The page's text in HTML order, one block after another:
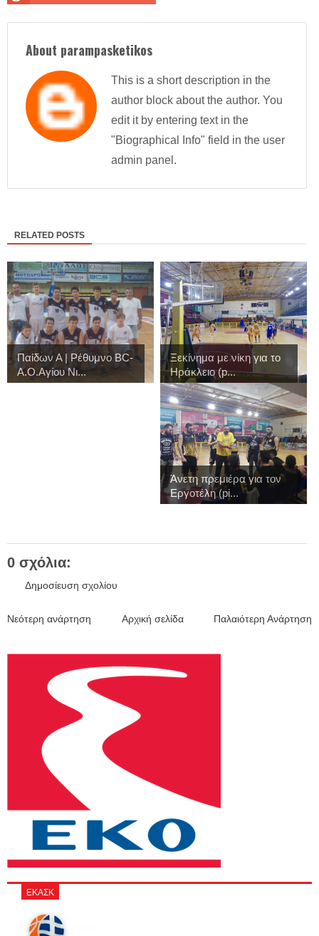
About parampasketikos
This is a short description in the
author block about the author. You
edit it by entering text in the
"Biographical Info" field in the user
admin panel.
RELATED POSTS
Παίδων Α | Ρέθυμνο BC-
Α.Ο.Αγίου Νι...
Ξεκίνημα με νίκη για το
Ηράκλειο (p...
Άνετη πρεμιέρα για τον
Εργοτέλη (pi...
0 σχόλια:
Δημοσίευση σχολίου
Νεότερη ανάρτηση Παλαιότερη Ανάρτηση
Αρχική σελίδα
ΕΚΑΣΚ